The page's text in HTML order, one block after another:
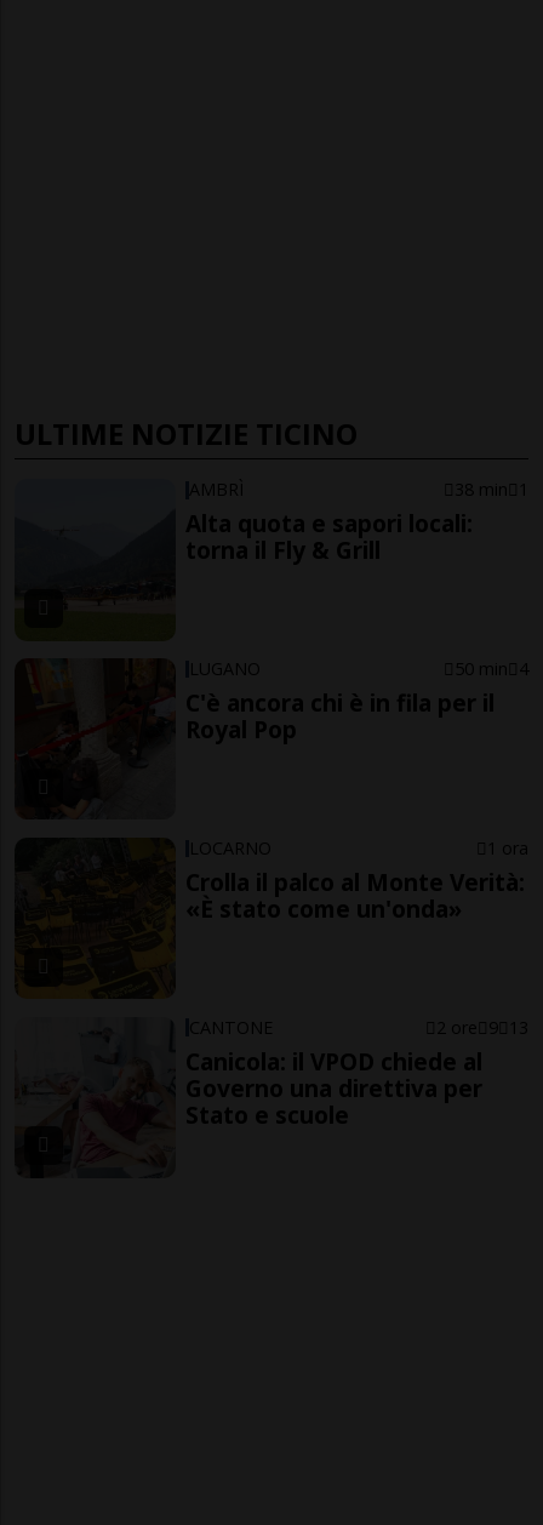
ULTIME NOTIZIE TICINO
AMBRÌ 38 min 1
Alta quota e sapori locali:
torna il Fly & Grill
LUGANO 50 min 4
C'è ancora chi è in fila per il
Royal Pop
LOCARNO 1 ora
Crolla il palco al Monte Verità:
«È stato come un'onda»
CANTONE 2 ore 9 13
Canicola: il VPOD chiede al
Governo una direttiva per
Stato e scuole